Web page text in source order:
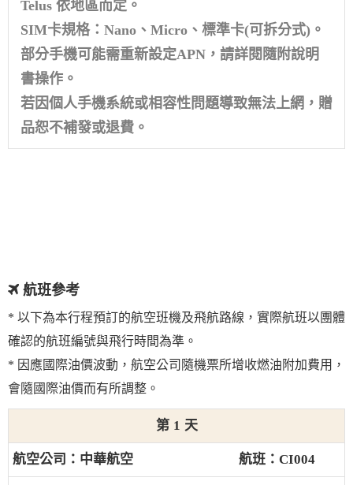
Telus 依地區而定。
SIM卡規格：Nano、Micro、標準卡(可拆分式)。
部分手機可能需重新設定APN，請詳閱隨附說明
書操作。
若因個人手機系統或相容性問題導致無法上網，贈
品恕不補發或退費。
航班參考
* 以下為本行程預訂的航空班機及飛航路線，實際航班以團體
確認的航班編號與飛行時間為準。
* 因應國際油價波動，航空公司隨機票所增收燃油附加費用，
會隨國際油價而有所調整。
1
中華航空 CI004